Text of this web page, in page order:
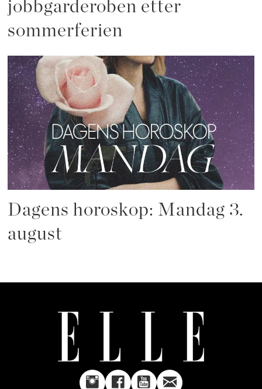
jobbgarderoben etter
sommerferien
Dagens horoskop: Mandag 3.
august